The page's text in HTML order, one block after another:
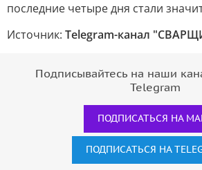
последние четыре дня стали
Источник: Telegram-канал
Подписывайтесь на наши
Telegram
ПОДПИСАТЬСЯ НА
ПОДПИСАТЬСЯ НА